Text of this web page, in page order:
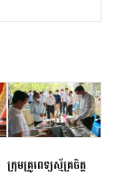
ក្រុមគ្រូពេទ្យស្ម័គ្រចិត្ត